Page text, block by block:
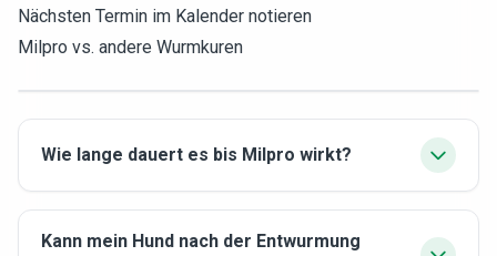
Nächsten Termin im Kalender notieren
Milpro vs. andere Wurmkuren
Wie lange dauert es bis Milpro wirkt?
Kann mein Hund nach der Entwurmung